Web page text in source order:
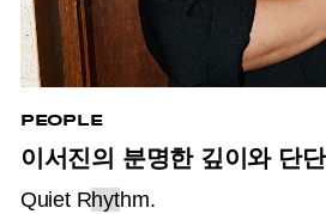
PEOPLE
이서진의 분명한 깊이와 단
Quiet Rhythm.